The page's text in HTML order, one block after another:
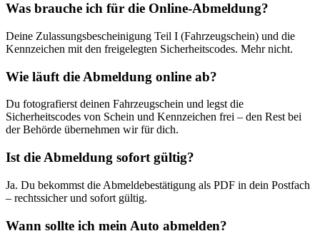
Was brauche ich für die Online-Abmeldung?
Deine Zulassungsbescheinigung Teil I (Fahrzeugschein) und die
Kennzeichen mit den freigelegten Sicherheitscodes. Mehr nicht.
Wie läuft die Abmeldung online ab?
Du fotografierst deinen Fahrzeugschein und legst die
Sicherheitscodes von Schein und Kennzeichen frei – den Rest bei
der Behörde übernehmen wir für dich.
Ist die Abmeldung sofort gültig?
Ja. Du bekommst die Abmeldebestätigung als PDF in dein Postfach
– rechtssicher und sofort gültig.
Wann sollte ich mein Auto abmelden?